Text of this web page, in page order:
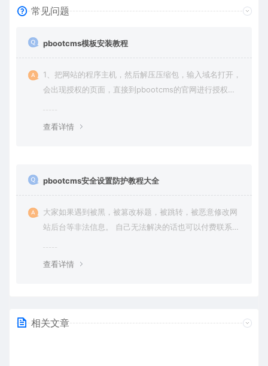
常见问题
pbootcms模板安装教程
1、把网站的程序主机，然后解压压缩包，输入域名打开，
会出现授权的页面，直接到pbootcms的官网进行授权
查看详情
pbootcms安全设置防护教程大全
大家如果遇到被黑，被篡改标题，被跳转，被恶意修改网
站后台等非法信息。 自己无法解决的话也可以付费联系站
查看详情
相关文章